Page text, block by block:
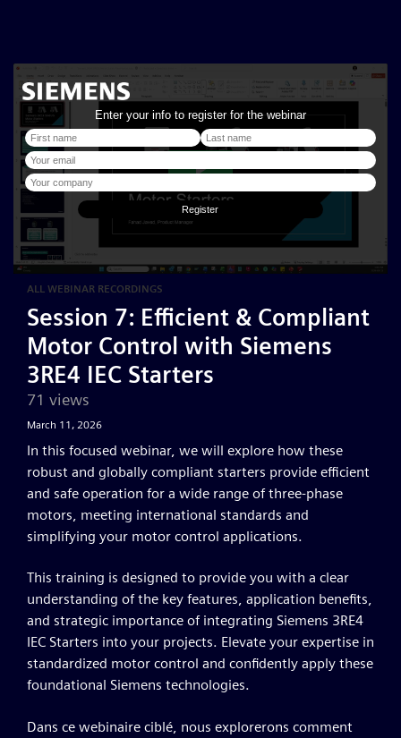
ALL WEBINAR RECORDINGS
Session 7: Efficient & Compliant
Motor Control with Siemens
3RE4 IEC Starters
71 views
March 11, 2026
In this focused webinar, we will explore how these
robust and globally compliant starters provide efficient
and safe operation for a wide range of three-phase
motors, meeting international standards and
simplifying your motor control applications.
This training is designed to provide you with a clear
understanding of the key features, application benefits,
and strategic importance of integrating Siemens 3RE4
IEC Starters into your projects. Elevate your expertise in
standardized motor control and confidently apply these
foundational Siemens technologies.
Dans ce webinaire ciblé, nous explorerons comment